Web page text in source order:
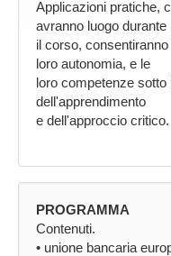
Applicazioni pratiche,
avranno luogo durante
il corso,
loro autonomia, e le
loro competenze
dell'apprendimento
e dell'approccio critico.
PROGRAMMA
Contenuti.
• unione bancaria